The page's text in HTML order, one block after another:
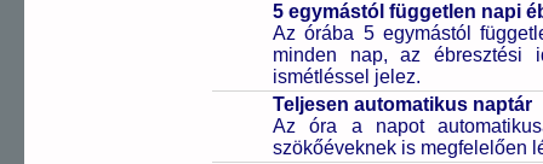
5 egymástól független napi
Az órába 5 egymástól
minden nap, az ébresztési
ismétléssel jelez.
Teljesen automatikus naptár
Az óra a napot
szökőéveknek is megfelelően